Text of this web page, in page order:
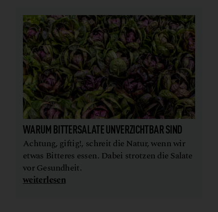
WARUM BITTERSALATE UNVERZICHTBAR SIND
Achtung, giftig!, schreit die Natur, wenn wir
etwas Bitteres essen. Dabei strotzen die Salate
vor Gesundheit.
weiterlesen